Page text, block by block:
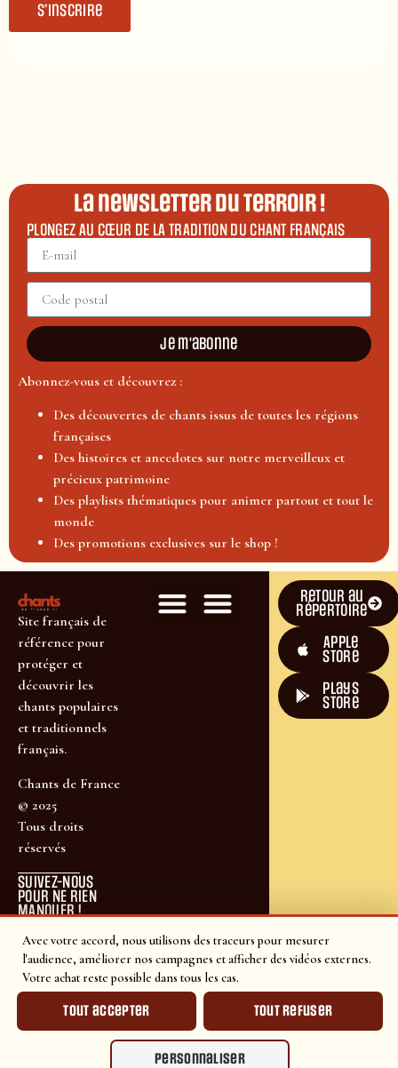
Avec votre accord, nous utilisons des traceurs pour mesurer
l'audience, améliorer nos campagnes et afficher des vidéos externes.
Votre achat reste possible dans tous les cas.
Tout accepter Tout refuser
Personnaliser
S’inscrire
La newsletter du terroir !
PLONGEZ AU CŒUR DE LA TRADITION DU CHANT FRANÇAIS
Je m'abonne
Abonnez-vous et découvrez :
Des découvertes de chants issus de toutes les régions
françaises
Des histoires et anecdotes sur notre merveilleux et
précieux patrimoine
Des playlists thématiques pour animer partout et tout le
monde
Des promotions exclusives sur le shop !
Site français de
référence pour
protéger et
découvrir les
chants populaires
et traditionnels
français.
Chants de France
© 2025
Tous droits
réservés
SUIVEZ-NOUS
POUR NE RIEN
MANQUER !
Retour au
répertoire
Apple
Store
plays
store